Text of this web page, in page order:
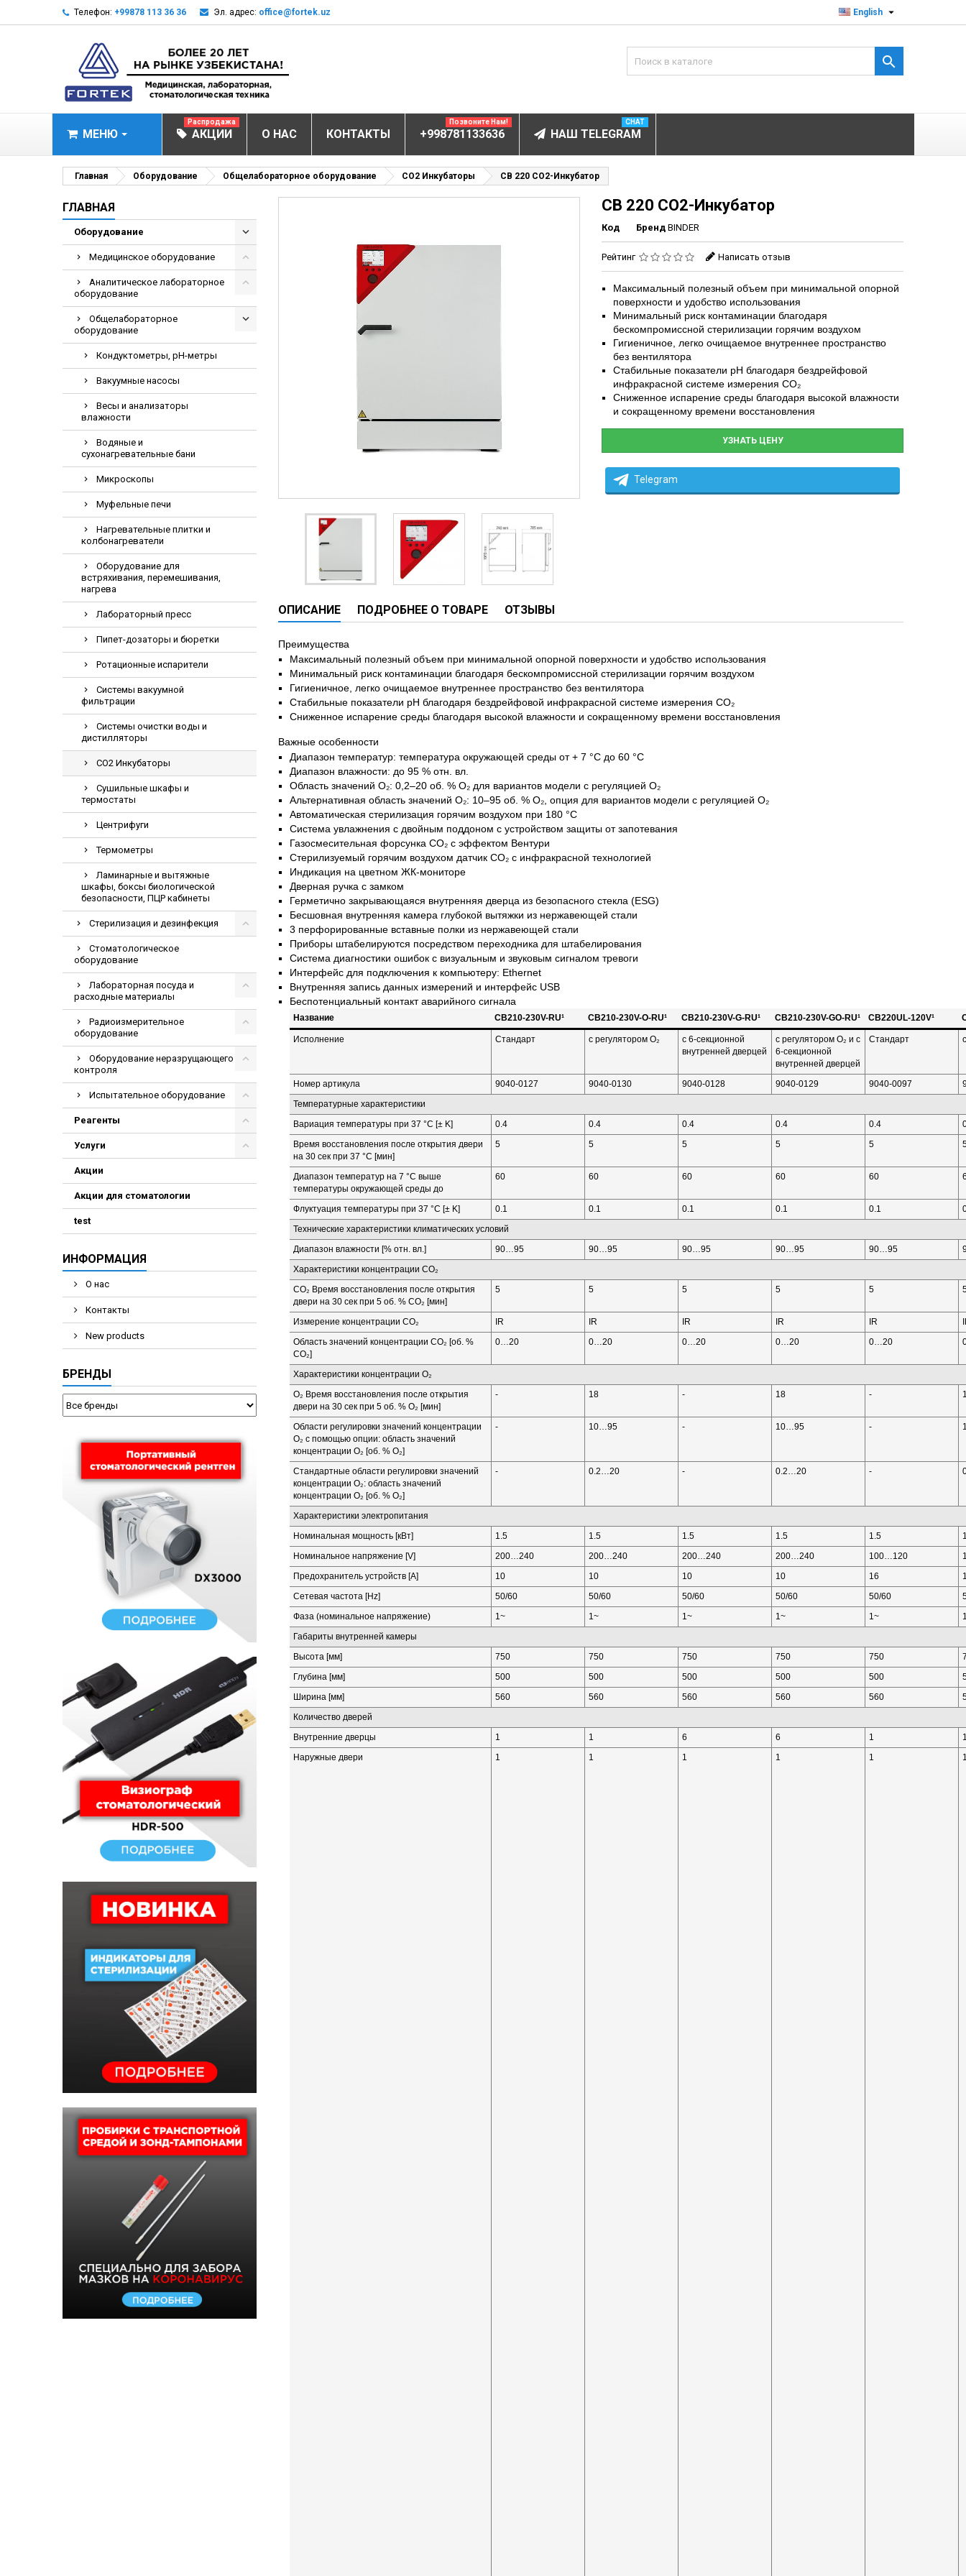
Телефон: +99878 113 36 36 Эл. адрес: office@fortek.uz English 

МЕНЮ
МЕДИЦИНСКОЕ ОБОРУДОВАНИЕ
Анализаторы иммунохемилюминесцентные (ИХЛА)
Анализаторы мочи
Биохимические анализаторы
Видеокольпоскопы
Видеоэндоскопические системы
Инкубаторы для новорожденных
ИФА-анализаторы и вошеры
ПЦР анализаторы
Рентгеновские аппараты
Тракционные кровати
Электрокардиографы
Электрохирургические коагуляторы
Экстракторы
АКЦИИ
Распродажа
О НАС КОНТАКТЫ +998781133636
Позвоните Нам!
НАШ TELEGRAM
CHAT
Главная Оборудование Общелабораторное оборудование CO2 Инкубаторы CB 220 CO2-Инкубатор
ГЛАВНАЯ
Оборудование
Медицинское оборудование
Аналитическое лабораторное
оборудование
Общелабораторное
оборудование
Кондуктометры, pH-метры
Вакуумные насосы
Весы и анализаторы
влажности
Водяные и
сухонагревательные бани
Микроскопы
Муфельные печи
Нагревательные плитки и
колбонагреватели
Оборудование для
встряхивания, перемешивания,
нагрева
Лабораторный пресс
Пипет-дозаторы и бюретки
Ротационные испарители
Системы вакуумной
фильтрации
Системы очистки воды и
дистилляторы
CO2 Инкубаторы
Сушильные шкафы и
термостаты
Центрифуги
Термометры
Ламинарные и вытяжные
шкафы, боксы биологической
безопасности, ПЦР кабинеты
Стерилизация и дезинфекция
Стоматологическое
оборудование
Лабораторная посуда и
расходные материалы
Радиоизмерительное
оборудование
Оборудование неразрущающего
контроля
Испытательное оборудование
Реагенты
Услуги
Акции
Акции для стоматологии
test
ИНФОРМАЦИЯ
О нас
Контакты
New products
БРЕНДЫ
CB 220 CO2-Инкубатор
Код Бренд BINDER
Рейтинг Написать отзыв
Максимальный полезный объем при минимальной опорной
поверхности и удобство использования
Минимальный риск контаминации благодаря
бескомпромиссной стерилизации горячим воздухом
Гигиеничное, легко очищаемое внутреннее пространство
без вентилятора
Стабильные показатели pH благодаря бездрейфовой
инфракрасной системе измерения CO₂
Сниженное испарение среды благодаря высокой влажности
и сокращенному времени восстановления
УЗНАТЬ ЦЕНУ
Telegram
ОПИСАНИЕ ПОДРОБНЕЕ О ТОВАРЕ ОТЗЫВЫ
Преимущества
Максимальный полезный объем при минимальной опорной поверхности и удобство использования
Минимальный риск контаминации благодаря бескомпромиссной стерилизации горячим воздухом
Гигиеничное, легко очищаемое внутреннее пространство без вентилятора
Стабильные показатели pH благодаря бездрейфовой инфракрасной системе измерения CO₂
Сниженное испарение среды благодаря высокой влажности и сокращенному времени восстановления
Важные особенности
Диапазон температур: температура окружающей среды от + 7 °C до 60 °C
Диапазон влажности: до 95 % отн. вл.
Область значений O₂: 0,2–20 об. % O₂ для вариантов модели с регуляцией O₂
Альтернативная область значений O₂: 10–95 об. % O₂, опция для вариантов модели с регуляцией O₂
Автоматическая стерилизация горячим воздухом при 180 °C
Система увлажнения с двойным поддоном с устройством защиты от запотевания
Газосмесительная форсунка CO₂ с эффектом Вентури
Стерилизуемый горячим воздухом датчик CO₂ с инфракрасной технологией
Индикация на цветном ЖК-мониторе
Дверная ручка с замком
Герметично закрывающаяся внутренняя дверца из безопасного стекла (ESG)
Бесшовная внутренняя камера глубокой вытяжки из нержавеющей стали
3 перфорированные вставные полки из нержавеющей стали
Приборы штабелируются посредством переходника для штабелирования
Система диагностики ошибок с визуальным и звуковым сигналом тревоги
Интерфейс для подключения к компьютеру: Ethernet
Внутренняя запись данных измерений и интерфейс USB
Беспотенциальный контакт аварийного сигнала
Название CB210-230V-RU¹ CB210-230V-O-RU¹ CB210-230V-G-RU¹ CB210-230V-GO-RU¹ CB220UL-120V¹
Исполнение Стандарт с регулятором O₂
с 6-секционной
внутренней дверцей
с регулятором O₂ и с
6-секционной
внутренней дверцей
Стандарт
Номер артикула 9040-0127 9040-0130 9040-0128 9040-0129 9040-0097
Температурные характеристики
Вариация температуры при 37 °C [± K]
0.4 0.4 0.4 0.4 0.4
Время восстановления после открытия двери
на 30 сек при 37 °C [мин]
5 5 5 5 5
Диапазон температур на 7 °C выше
температуры окружающей среды до
60 60 60 60 60
Флуктуация температуры при 37 °C [± K] 0.1 0.1 0.1 0.1 0.1
Технические характеристики климатических условий
Диапазон влажности [% отн. вл.]
90…95 90…95 90…95 90…95 90…95
Характеристики концентрации CO₂
CO₂ Время восстановления после открытия
двери на 30 сек при 5 об. % CO₂ [мин]
5 5 5 5 5
Измерение концентрации CO₂ IR IR IR IR IR
Область значений концентрации CO₂ [об. %
CO₂]
0…20 0…20 0…20 0…20 0…20
Характеристики концентрации O₂
O₂ Время восстановления после открытия
двери на 30 сек при 5 об. % O₂ [мин]
- 18 - 18 -
Области регулировки значений концентрации
O₂ с помощью опции: область значений
концентрации O₂ [об. % O₂]
- 10…95 - 10…95 -
Стандартные области регулировки значений
концентрации O₂: область значений
концентрации O₂ [об. % O₂]
- 0.2…20 - 0.2…20 -
Характеристики электропитания
Номинальная мощность [кВт]
1.5 1.5 1.5 1.5 1.5
Номинальное напряжение [V]
200…240 200…240 200…240 200…240 100…120
Предохранитель устройств [A]
10 10 10 10 16
Сетевая частота [Hz]
50/60 50/60 50/60 50/60 50/60
Фаза (номинальное напряжение)
1~ 1~ 1~ 1~ 1~
Габариты внутренней камеры
Высота [мм]
750 750 750 750 750
Глубина [мм]
500 500 500 500 500
Ширина [мм]
560 560 560 560 560
Количество дверей
Внутренние дверцы
1 1 6 6 1
Наружные двери
1 1 1 1 1